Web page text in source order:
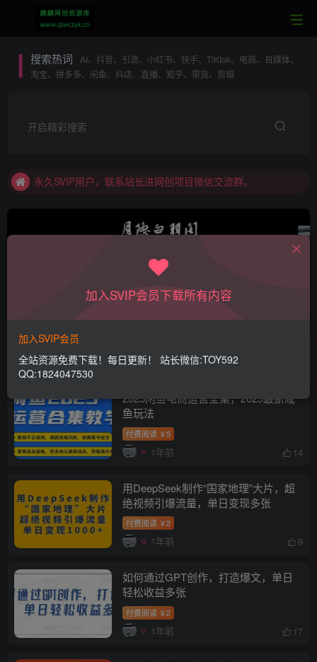
搜索热词
AI、抖音、引流、小红书、快手、TiKtok、电商、自媒体、
淘宝、拼多多、闲鱼、抖店、直播、知乎、带货、剪辑
开启精彩搜索
本站SVIP：专属SVIP网创项目微信交流群
永久SVIP用户，联系站长进网创项目微信交流群。
本站SVIP：全站资源无限制下载
本站SVIP：全站内容无限制阅读
本站SVIP：专属SVIP网创项目微信交流群
共1452篇
排序 更新 浏览 点赞 评论
2025闲鱼电商运营全集，2025最新咸
鱼玩法
付费阅读 ￥5
1年前 14
用DeepSeek制作“国家地理”大片，超
绝视频引爆流量，单日变现多张
付费阅读 ￥2
1年前 9
如何通过GPT创作，打造爆文，单日
轻松收益多张
付费阅读 ￥2
1年前 17
加入SVIP会员下载所有内容
加入SVIP会员
全站资源免费下载！每日更新！ 站长微信:TOY592
QQ:1824047530